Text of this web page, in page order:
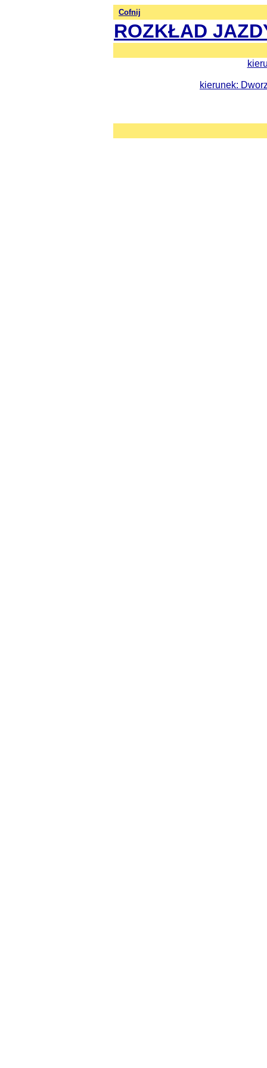
Cofnij
ROZKŁAD
kierunek: